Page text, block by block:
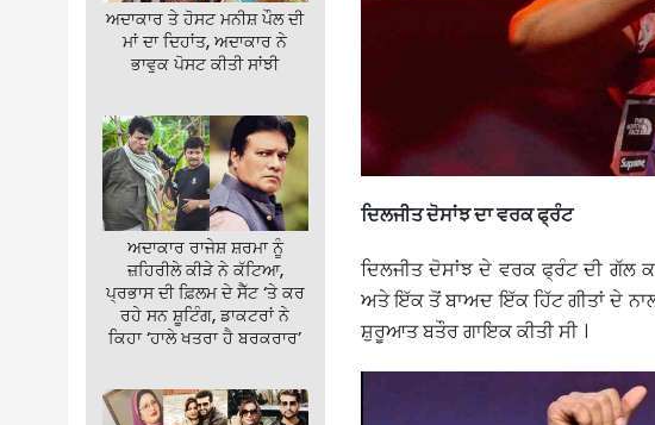
ਅਦਾਕਾਰ ਤੇ ਹੋਸਟ ਮਨੀਸ਼ ਪੌਲ ਦੀ
ਮਾਂ ਦਾ ਦਿਹਾਂਤ, ਅਦਾਕਾਰ ਨੇ
ਭਾਵੁਕ ਪੋਸਟ ਕੀਤੀ ਸਾਂਝੀ
ਅਦਾਕਾਰ ਰਾਜੇਸ਼ ਸ਼ਰਮਾ ਨੂੰ
ਜ਼ਹਿਰੀਲੇ ਕੀੜੇ ਨੇ ਕੱਟਿਆ,
ਪ੍ਰਭਾਸ ਦੀ ਫ਼ਿਲਮ ਦੇ ਸੈੱਟ ‘ਤੇ ਕਰ
ਰਹੇ ਸਨ ਸ਼ੂਟਿੰਗ, ਡਾਕਟਰਾਂ ਨੇ
ਕਿਹਾ ‘ਹਾਲੇ ਖਤਰਾ ਹੈ ਬਰਕਰਾਰ’
ਦਿਲਜੀਤ ਦੋਸਾਂਝ ਦਾ ਵਰਕ ਫ੍ਰੰਟ
ਦਿਲਜੀਤ ਦੋਸਾਂਝ ਦੇ ਵਰਕ ਫ੍ਰੰਟ ਦੀ ਗੱਲ
ਅਤੇ ਇੱਕ ਤੋਂ ਬਾਅਦ ਇੱਕ ਹਿੱਟ ਗੀਤਾਂ ਦੇ
ਸ਼ੁਰੂਆਤ ਬਤੌਰ ਗਾਇਕ ਕੀਤੀ ਸੀ ।